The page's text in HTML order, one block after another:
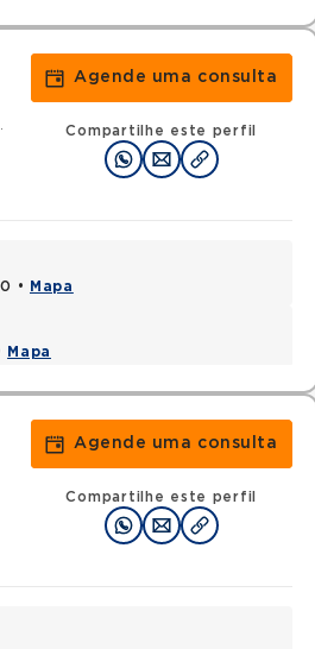
RQE 32914 - Cirurgia da mão
Agende uma consulta
Compartilhe este perfil
• Mapa
Mapa
Agende uma consulta
Compartilhe este perfil